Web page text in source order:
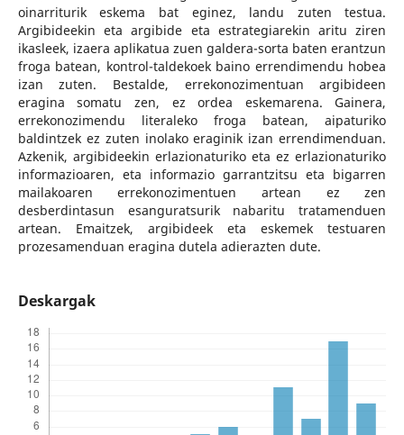
oinarriturik eskema bat eginez, landu zuten testua.
Argibideekin eta argibide eta estrategiarekin aritu ziren
ikasleek, izaera aplikatua zuen galdera-sorta baten erantzun
froga batean, kontrol-taldekoek baino errendimendu hobea
izan zuten. Bestalde, errekonozimentuan argibideen
eragina somatu zen, ez ordea eskemarena. Gainera,
errekonozimendu literaleko froga batean, aipaturiko
baldintzek ez zuten inolako eraginik izan errendimenduan.
Azkenik, argibideekin erlazionaturiko eta ez erlazionaturiko
informazioaren, eta informazio garrantzitsu eta bigarren
mailakoaren errekonozimentuen artean ez zen
desberdintasun esanguratsurik nabaritu tratamenduen
artean. Emaitzek, argibideek eta eskemek testuaren
prozesamenduan eragina dutela adierazten dute.
Deskargak